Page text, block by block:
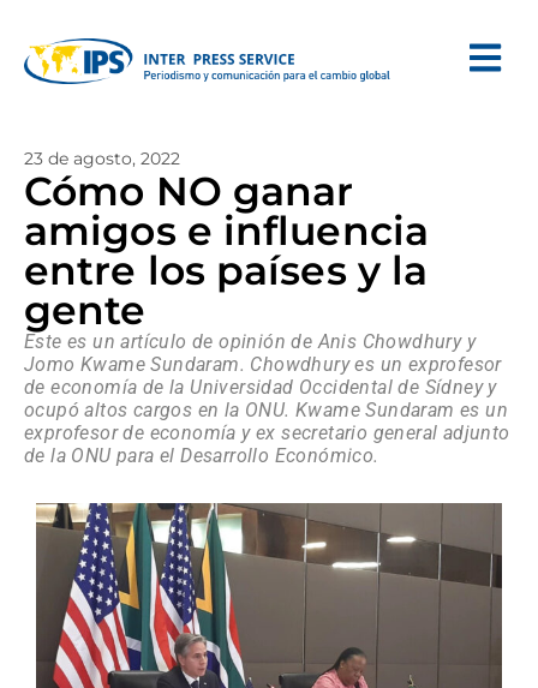
23 de agosto, 2022
Cómo NO ganar
amigos e influencia
entre los países y la
gente
Este es un artículo de opinión de Anis Chowdhury y
Jomo Kwame Sundaram. Chowdhury es un exprofesor
de economía de la Universidad Occidental de Sídney y
ocupó altos cargos en la ONU. Kwame Sundaram es un
exprofesor de economía y ex secretario general adjunto
de la ONU para el Desarrollo Económico.